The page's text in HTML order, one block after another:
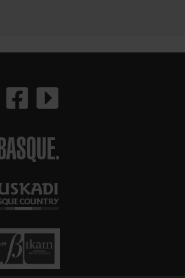
BASQUE.